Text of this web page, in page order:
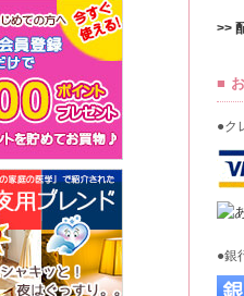
>>
●ク
●銀